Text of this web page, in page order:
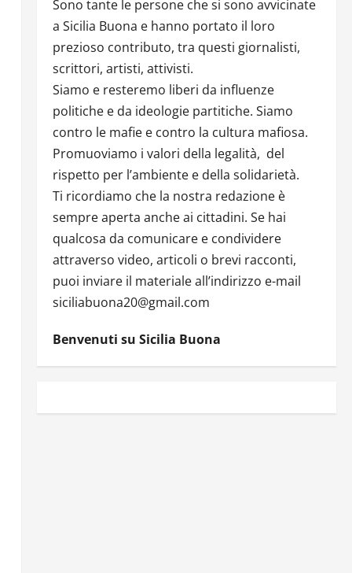
Sono tante le persone che si sono avvicinate
a Sicilia Buona e hanno portato il loro
prezioso contributo, tra questi giornalisti,
scrittori, artisti, attivisti.
Siamo e resteremo liberi da influenze
politiche e da ideologie partitiche. Siamo
contro le mafie e contro la cultura mafiosa.
Promuoviamo i valori della legalità, del
rispetto per l’ambiente e della solidarietà.
Ti ricordiamo che la nostra redazione è
sempre aperta anche ai cittadini. Se hai
qualcosa da comunicare e condividere
attraverso video, articoli o brevi racconti,
puoi inviare il materiale all’indirizzo e-mail
siciliabuona20@gmail.com
Benvenuti su Sicilia Buona